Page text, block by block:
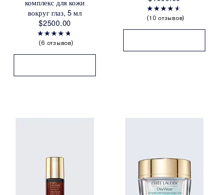
комплекс для кожи
вокруг глаз, 5 мл
$2500.00
6 отзывов
10 отзывов